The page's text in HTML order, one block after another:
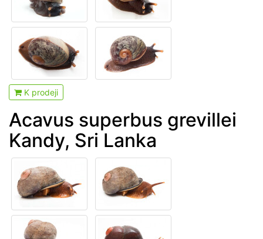
K prodeji
Acavus superbus grevillei
Kandy, Sri Lanka